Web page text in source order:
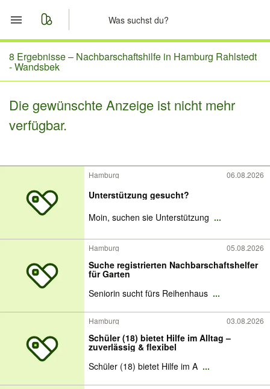
Start
Merkliste
Nachrichten
8 Ergebnisse – Nachbarschaftshilfe in Hamburg Rahlstedt
- Wandsbek
Die gewünschte Anzeige ist nicht mehr
verfügbar.
Hamburg 06.08.2026
Unterstützung gesucht?
Moin, suchen sie Unterstützung ...
Hamburg 05.08.2026
Suche registrierten Nachbarschaftshelfer
für Garten
Seniorin sucht fürs Reihenhaus ...
Hamburg 03.08.2026
Schüler (18) bietet Hilfe im Alltag –
zuverlässig & flexibel
Schüler (18) bietet Hilfe im A ...